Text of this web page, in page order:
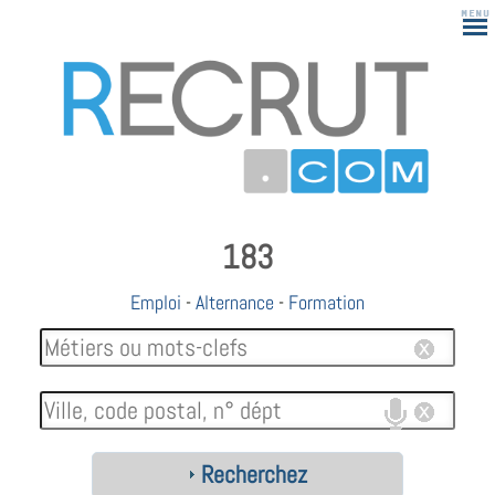
183
Emploi -Alternance - Formation
Recherchez